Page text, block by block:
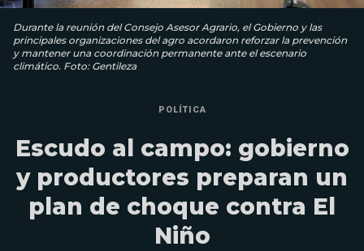
Durante la reunión del Consejo Asesor Agrario, el Gobierno y las
principales organizaciones del agro acordaron reforzar la prevención
y mantener una coordinación permanente ante el escenario
climático. Foto: Gentileza
POLÍTICA
Escudo al campo: gobierno
y productores preparan un
plan de choque contra El
Niño